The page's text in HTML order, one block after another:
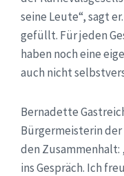
seine Leute“, sagt
gefüllt. Für jeden
haben noch eine
auch nicht
Bernadette
Bürgermeisterin
den
ins Gespräch. Ich